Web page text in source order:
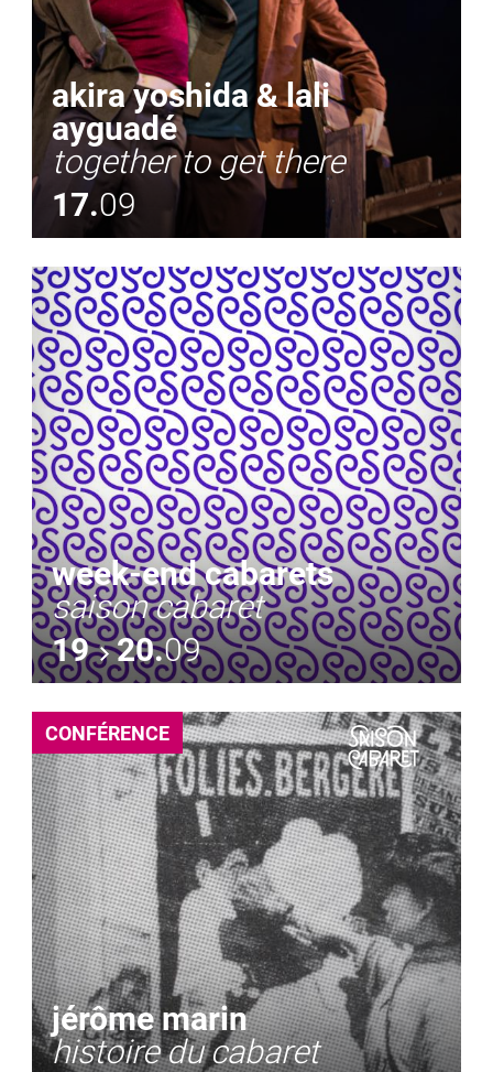
akira yoshida & lali
ayguadé
together to get there
17.09
week-end cabarets
saison cabaret
19
20.09
CONFÉRENCE
jérôme marin
histoire du cabaret